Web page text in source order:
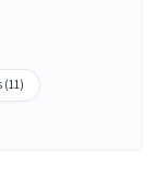
(11)